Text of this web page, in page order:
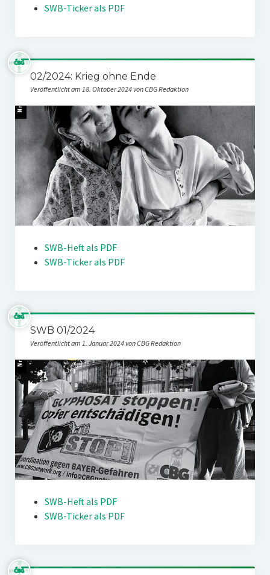
SWB-Ticker als PDF
02/2024: Krieg ohne Ende
Veröffentlicht am 18. Oktober 2024 von CBG Redaktion
SWB-Heft als PDF
SWB-Ticker als PDF
SWB 01/2024
Veröffentlicht am 1. Januar 2024 von CBG Redaktion
SWB-Heft als PDF
SWB-Ticker als PDF